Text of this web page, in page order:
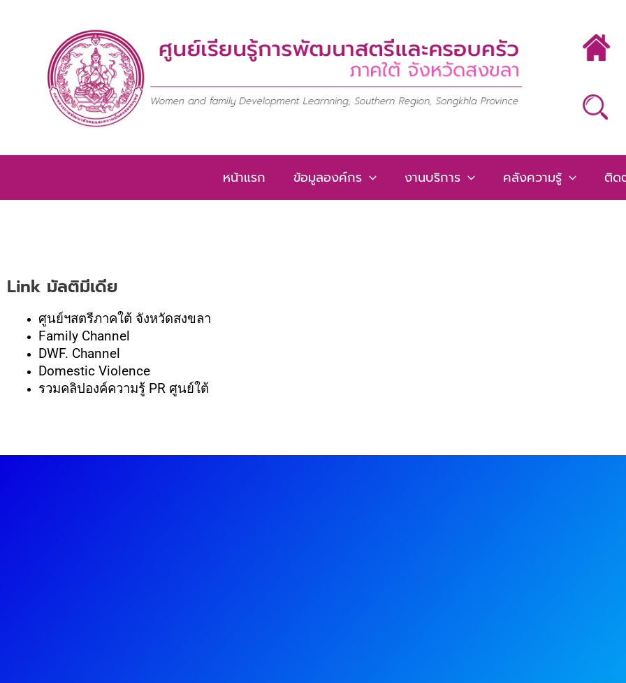
หน้าแรก ข้อมูลองค์กร งานบริการ คลังความรู้ ติด
Link มัลติมีเดีย
ศูนย์ฯสตรีภาคใต้ จังหวัดสงขลา
Family Channel
DWF. Channel
Domestic Violence
รวมคลิปองค์ความรู้ PR ศูนย์ใต้